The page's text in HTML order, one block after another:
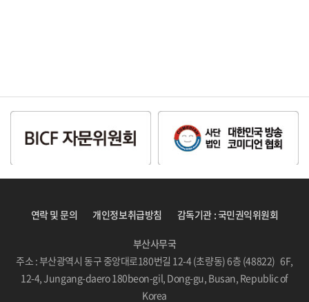
연락 및 문의 개인정보취급방침 감독기관 : 국민권익위원회
부산사무국
주소 : 부산광역시 동구 중앙대로180번길 12-4 (초량동) 6층 (48822) 6F,
12-4, Jungang-daero 180beon-gil, Dong-gu, Busan, Republic of
Korea